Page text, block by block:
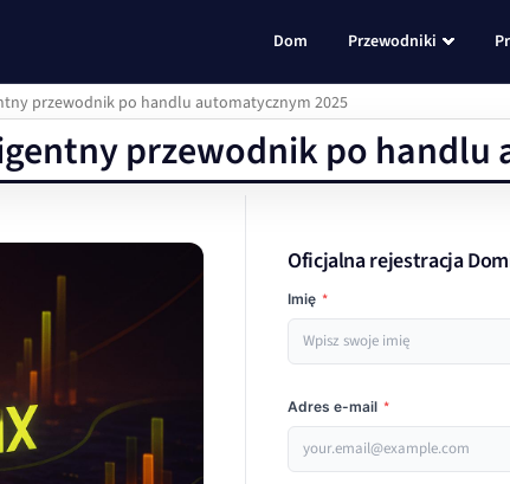
Dom Przewodniki
przewodnik po handlu automatycznym 2025
przewodnik po handlu
Oficjalna rejestracja
Imię *
Adres e-mail *